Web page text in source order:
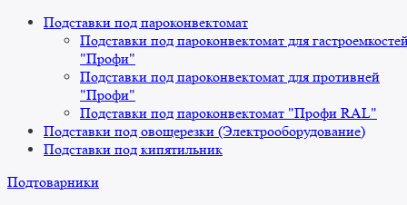
Подставки под пароконвектомат
Подставки под пароконвектомат для
"Профи"
Подставки под пароконвектомат для противней
"Профи"
Подставки под пароконвектомат "Профи RAL"
Подставки под овощерезки (Электрооборудование)
Подставки под кипятильник
Подтоварники